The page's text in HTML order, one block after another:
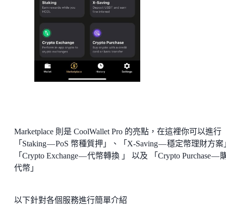
Marketplace 則是 CoolWallet Pro 的亮點，在這裡你可以進行
「Staking — PoS 幣種質押」、「X-Saving — 穩定幣理財方案
「Crypto Exchange — 代幣轉換 」 以及 「Crypto Purchase —
代幣」
以下針對各個服務進行簡單介紹